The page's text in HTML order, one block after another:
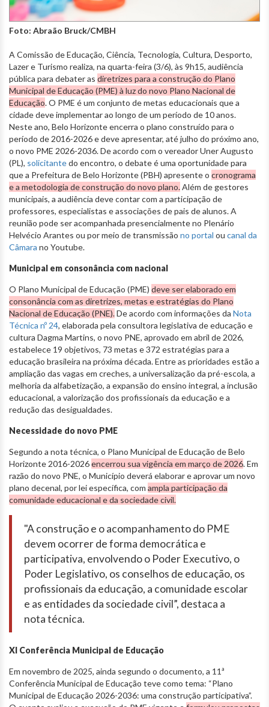
Foto: Abraão Bruck/CMBH
A Comissão de Educação, Ciência, Tecnologia, Cultura, Desporto,
Lazer e Turismo realiza, na quarta-feira (3/6), às 9h15, audiência
pública para debater as diretrizes para a construção do Plano
Municipal de Educação (PME) à luz do novo Plano Nacional de
Educação. O PME é um conjunto de metas educacionais que a
cidade deve implementar ao longo de um período de 10 anos.
Neste ano, Belo Horizonte encerra o plano construído para o
período de 2016-2026 e deve apresentar, até julho do próximo ano,
o novo PME 2026-2036. De acordo com o vereador Uner Augusto
(PL), solicitantedo encontro, o debate é uma oportunidade para
que a Prefeitura de Belo Horizonte (PBH) apresente o cronograma
e a metodologia de construção do novo plano.Além de gestores
municipais, a audiência deve contar com a participação de
professores, especialistas e associações de pais de alunos. A
reunião pode ser acompanhada presencialmente no Plenário
Helvécio Arantes ou por meio de transmissão no portal ou canal da
Câmara no Youtube.
Municipal em consonância com nacional
O Plano Municipal de Educação (PME) deve ser elaborado em
consonância com as diretrizes, metas e estratégias do Plano
Nacional de Educação (PNE).De acordo com informações da Nota
Técnica nº 24, elaborada pela consultora legislativa de educação e
cultura Dagma Martins, o novo PNE, aprovado em abril de 2026,
estabelece 19 objetivos, 73 metas e 372 estratégias para a
educação brasileira na próxima década. Entre as prioridades estão a
ampliação das vagas em creches, a universalização da pré-escola, a
melhoria da alfabetização, a expansão do ensino integral, a inclusão
educacional, a valorização dos profissionais da educação e a
redução das desigualdades.
Necessidade do novo PME
Segundo a nota técnica, o Plano Municipal de Educação de Belo
Horizonte 2016-2026encerrou sua vigência em março de 2026. Em
razão do novo PNE, o Município deverá elaborar e aprovar um novo
plano decenal, por lei específica, com ampla participação da
comunidade educacional e da sociedade civil.
"A construção e o acompanhamento do PME
devem ocorrer de forma democrática e
participativa, envolvendo o Poder Executivo, o
Poder Legislativo, os conselhos de educação, os
profissionais da educação, a comunidade escolar
e as entidades da sociedade civil”, destaca a
nota técnica.
XI Conferência Municipal de Educação
Em novembro de 2025, ainda segundo o documento, a 11ª
Conferência Municipal de Educação teve como tema: “Plano
Municipal de Educação 2026-2036: uma construção participativa”.